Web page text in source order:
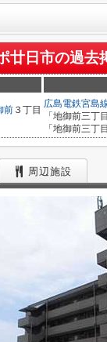
廿日市の過去
前 ３丁目
広島電鉄宮島
「地御前三
「地御前三
周辺施設